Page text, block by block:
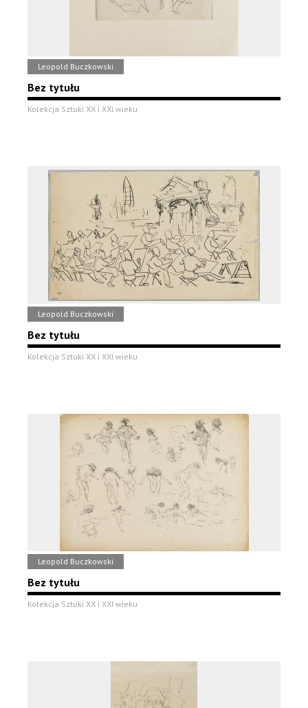
Leopold Buczkowski
Bez tytułu
Kolekcja Sztuki XX i XXI wieku
Leopold Buczkowski
Bez tytułu
Kolekcja Sztuki XX i XXI wieku
Leopold Buczkowski
Bez tytułu
Kolekcja Sztuki XX i XXI wieku